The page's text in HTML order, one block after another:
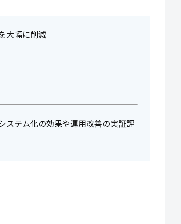
大幅に削減
ステム化の効果や運用改善の実証評